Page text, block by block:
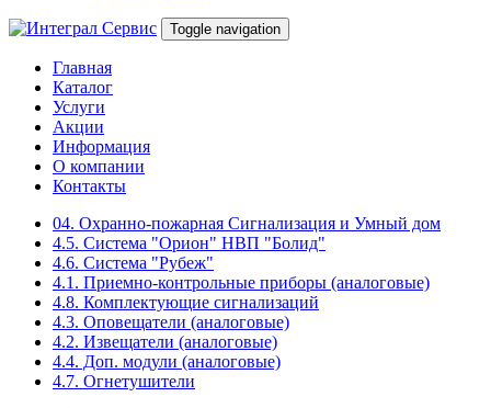
Toggle navigation
Главная
Каталог
Услуги
Акции
Информация
О компании
Контакты
04. Охранно-пожарная Сигнализация и Умный дом
4.5. Система "Орион" НВП "Болид"
4.6. Система "Рубеж"
4.1. Приемно-контрольные приборы (аналоговые)
4.8. Комплектующие сигнализаций
4.3. Оповещатели (аналоговые)
4.2. Извещатели (аналоговые)
4.4. Доп. модули (аналоговые)
4.7. Огнетушители